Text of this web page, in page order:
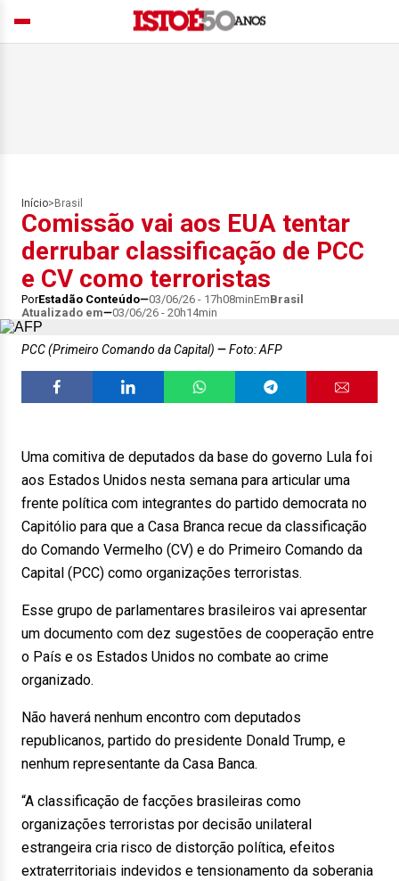
Início> Brasil
Comissão vai aos EUA tentar
derrubar classificação de PCC
e CV como terroristas
PorEstadão Conteúdo 03/06/26 - 17h08minEmBrasil
Atualizado em
03/06/26 - 20h14min
PCC (Primeiro Comando da Capital) Foto: AFP
Uma comitiva de deputados da base do governo Lula foi
aos Estados Unidos nesta semana para articular uma
frente política com integrantes do partido democrata no
Capitólio para que a Casa Branca recue da classificação
do Comando Vermelho (CV) e do Primeiro Comando da
Capital (PCC) como organizações terroristas.
Esse grupo de parlamentares brasileiros vai apresentar
um documento com dez sugestões de cooperação entre
o País e os Estados Unidos no combate ao crime
organizado.
Não haverá nenhum encontro com deputados
republicanos, partido do presidente Donald Trump, e
nenhum representante da Casa Banca.
“A classificação de facções brasileiras como
organizações terroristas por decisão unilateral
estrangeira cria risco de distorção política, efeitos
extraterritoriais indevidos e tensionamento da soberania